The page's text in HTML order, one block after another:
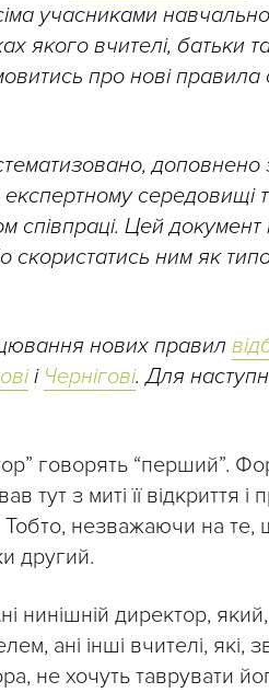
учасниками
якого вчителі, батьки
про нові правила
середовищі
співпраці. Цей
скористатись ним як
нових правил
і Чернігові. Для
говорять “перший”.
з миті її відкриття і
Тобто, незважаючи на
другий.
нинішній директор,
ані інші вчителі,
не хочуть таврувати